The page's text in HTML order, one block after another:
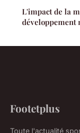
L'impact de la
développement
Footetplus
Toute l'actualité